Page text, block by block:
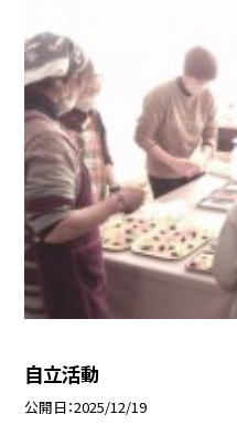
自立活動
公開日 2025/12/19